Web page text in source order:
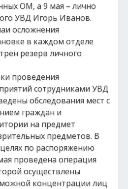
ОМ, а 9 мая – лично
УВД Игорь Иванов.
осложнения
в каждом отделе
резерв личного
проведения
сотрудниками УВД
обследования мест с
граждан и
на предмет
предметов. В
по распоряжению
проведена операция
осуществлены
концентрации лиц